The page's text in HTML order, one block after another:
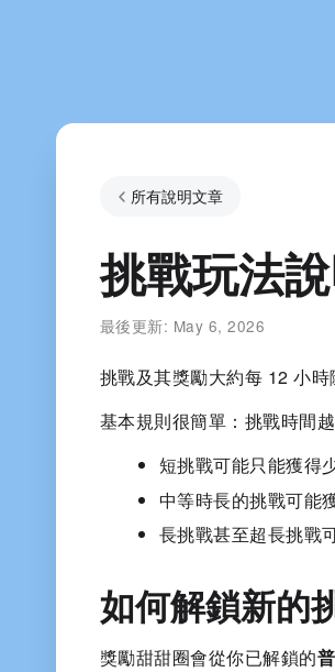
所有說明文章
挑戰玩法
最後更新: May 6, 2026
挑戰及其獎勵大約每 12 小時
基本規則很簡單：挑戰時間
短挑戰可能只能獲得
中等時長的挑戰可能
長挑戰甚至超長挑戰
如何解鎖新的
獎勵甜甜圈會從你已解鎖的